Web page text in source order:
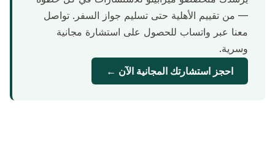
— من تقييم الأهلية حتى تسليم جواز السفر. تواصل
معنا عبر واتساب للحصول على استشارة مجانية
وسرية.
احجز استشارتك المجانية الآن ←